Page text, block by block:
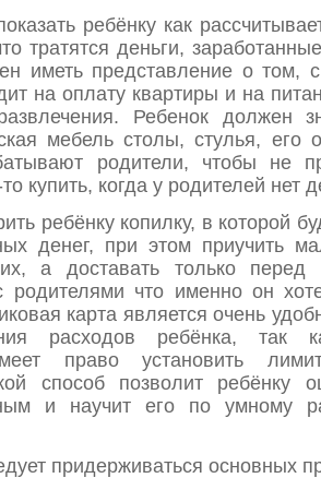
ребёнку как
тратятся деньги,
иметь представление о том,
на оплату квартиры и на
Ребенок должен
мебель столы, стулья, его
родители, чтобы не
купить, когда у родителей нет
ребёнку копилку, в которой
денег, при этом приучить
а доставать только перед
родителями что именно он
карта является очень
расходов ребёнка, так
право установить
способ позволит ребёнку
и научит его по умному
придерживаться основных